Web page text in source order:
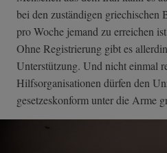
bei den zuständigen griechischen
pro Woche jemand zu erreichen
Ohne Registrierung gibt es
Unterstützung. Und nicht einmal
Hilfsorganisationen dürfen den
gesetzeskonform unter die Arme